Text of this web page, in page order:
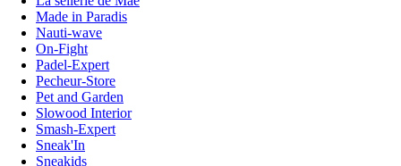
Made in Paradis
Nauti-wave
On-Fight
Padel-Expert
Pecheur-Store
Pet and Garden
Slowood Interior
Smash-Expert
Sneak'In
Sneakids